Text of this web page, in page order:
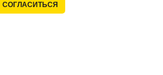
СОГЛАСИТЬСЯ